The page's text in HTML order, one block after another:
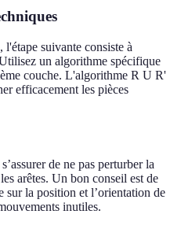
suivante consiste à
un algorithme spécifique
couche. L'algorithme R U R'
efficacement les pièces
de ne pas perturber la
arêtes. Un bon conseil est de
sur la position et l’orientation de
inutiles.